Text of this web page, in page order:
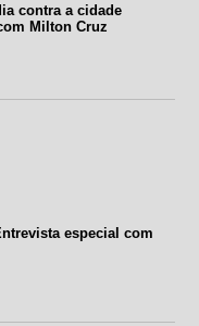
contra a cidade
Milton Cruz
especial com